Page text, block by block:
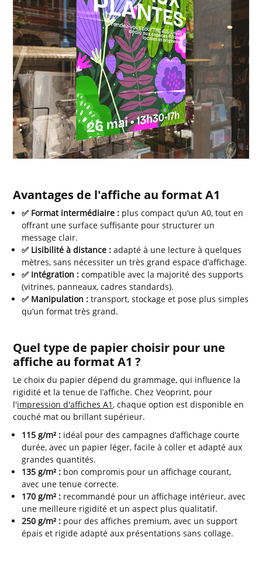
Avantages de l'affiche au format A1
✅ Format intermédiaire : plus compact qu’un A0, tout en
offrant une surface suffisante pour structurer un
message clair.
✅ Lisibilité à distance :adapté à une lecture à quelques
mètres, sans nécessiter un très grand espace d’affichage.
✅ Intégration : compatible avec la majorité des supports
(vitrines, panneaux, cadres standards).
✅ Manipulation : transport, stockage et pose plus simples
qu’un format très grand.
Quel type de papier choisir pour une
affiche au format A1 ?
Le choix du papier dépend du grammage, qui influence la
rigidité et la tenue de l’affiche. Chez Veoprint, pour
l'impression d'affiches A1, chaque option est disponible en
couché mat ou brillant supérieur.
115 g/m² : idéal pour des campagnes d’affichage courte
durée, avec un papier léger, facile à coller et adapté aux
grandes quantités.
135 g/m² : bon compromis pour un affichage courant,
avec une tenue correcte.
170 g/m² : recommandé pour un affichage intérieur, avec
une meilleure rigidité et un aspect plus qualitatif.
250 g/m² : pour des affiches premium, avec un support
épais et rigide adapté aux présentations sans collage.